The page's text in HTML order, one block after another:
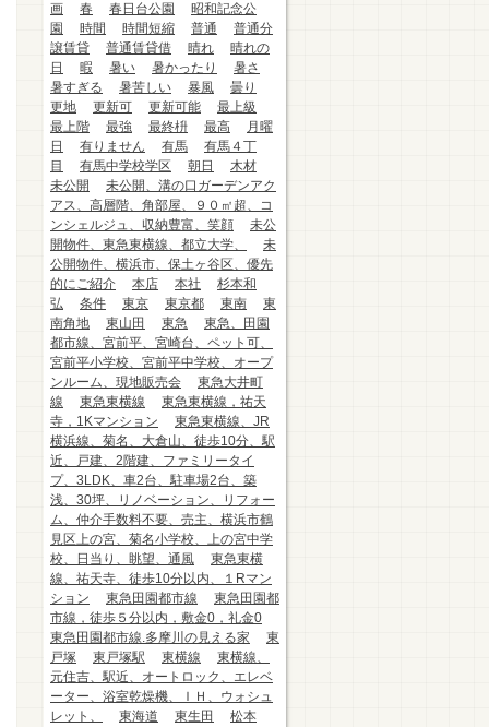
画
春 春日台公園
昭和記念公
園
時間 時間短縮 普通
普通分
譲賃貸
普通賃貸借 晴れ
晴れの
日
暇 暑い 暑かったり
暑さ
暑すぎる
暑苦しい 暴風
曇り
更地
更新可 更新可能
最上級
最上階
最強 最終枡 最高
月曜
日
有りません 有馬
有馬４丁
目
有馬中学校学区 朝日
木材
未公開
未公開、溝の口ガーデンアク
アス、高層階、角部屋、９０㎡超、コ
ンシェルジュ、収納豊富、笑顔
未公
開物件、東急東横線、都立大学、
未
公開物件、横浜市、保土ヶ谷区、優先
的にご紹介
本店 本社
杉本和
弘
条件 東京 東京都 東南
東
南角地
東山田 東急
東急、田園
都市線、宮前平、宮崎台、ペット可、
宮前平小学校、宮前平中学校、オープ
ンルーム、現地販売会
東急大井町
線
東急東横線
東急東横線，祐天
寺，1Kマンション
東急東横線、JR
横浜線、菊名、大倉山、徒歩10分、駅
近、戸建、2階建、ファミリータイ
プ、3LDK、車2台、駐車場2台、築
浅、30坪、リノベーション、リフォー
ム、仲介手数料不要、売主、横浜市鶴
見区上の宮、菊名小学校、上の宮中学
校、日当り、眺望、通風
東急東横
線、祐天寺、徒歩10分以内、１Rマン
ション
東急田園都市線
東急田園都
市線，徒歩５分以内，敷金0，礼金0
東急田園都市線.多摩川の見える家
東
戸塚
東戸塚駅 東横線
東横線、
元住吉、駅近、オートロック、エレベ
ーター、浴室乾燥機、ＩＨ、ウォシュ
レット、
東海道 東生田
松本